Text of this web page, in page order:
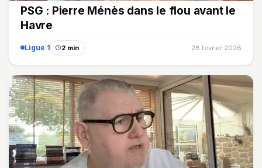
PSG : Pierre Ménès dans le flou avant le
Havre
Ligue 1 2 min 28 février 2026